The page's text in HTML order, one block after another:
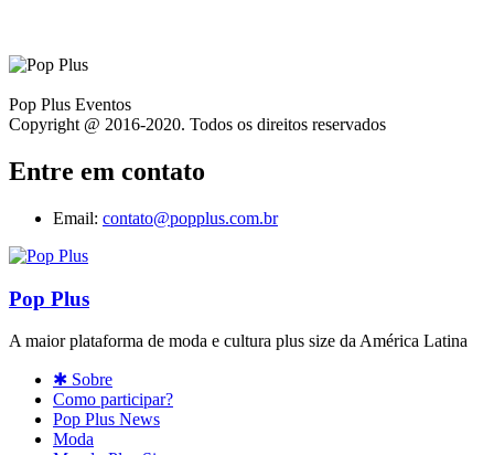
Pop Plus Eventos
Copyright @ 2016-2020. Todos os direitos reservados
Entre em contato
Email: contato@popplus.com.br
Pop Plus
A maior plataforma de moda e cultura plus size da América Latina
✱ Sobre
Como participar?
Pop Plus News
Moda